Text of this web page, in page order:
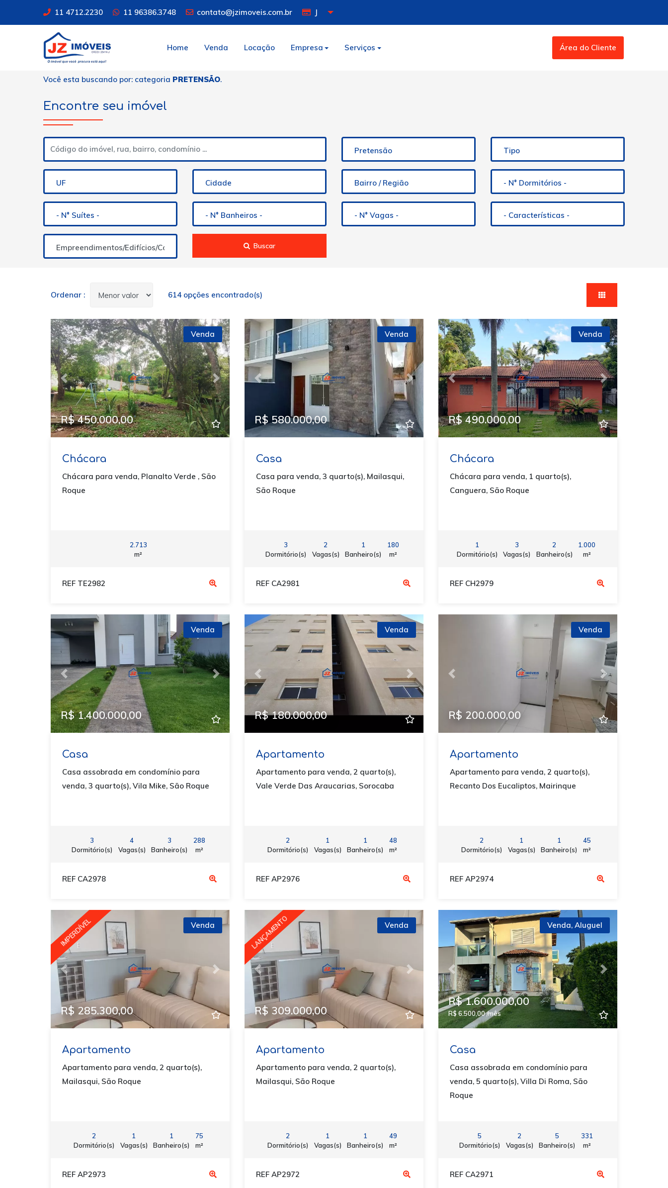
11 4712.2230 11 96386.3748 contato@jzimoveis.com.br J
Home Venda Locação Empresa Serviços Área do Cliente
Você esta buscando por: categoria PRETENSÃO.
Encontre seu imóvel
Pretensão Tipo
UF Cidade Bairro / Região - N° Dormitórios -
- N° Suítes - - N° Banheiros - - N° Vagas - - Características -
Empreendimentos/Edifícios/Condomínios Buscar
Ordenar : 614 opções encontrado(s)
Previous Next
Venda
R$ 450.000,00
Chácara
Chácara para venda, Planalto Verde , São
Roque
2.713
m²
REF TE2982
Previous Next
Venda
R$ 580.000,00
Casa
Casa para venda, 3 quarto(s), Mailasqui,
São Roque
3
Dormitório(s)
2
Vagas(s)
1
Banheiro(s)
180
m²
REF CA2981
Previous Next
Venda
R$ 490.000,00
Chácara
Chácara para venda, 1 quarto(s),
Canguera, São Roque
1
Dormitório(s)
3
Vagas(s)
2
Banheiro(s)
1.000
m²
REF CH2979
Previous Next
Venda
R$ 1.400.000,00
Casa
Casa assobrada em condomínio para
venda, 3 quarto(s), Vila Mike, São Roque
3
Dormitório(s)
4
Vagas(s)
3
Banheiro(s)
288
m²
REF CA2978
Previous Next
Venda
R$ 180.000,00
Apartamento
Apartamento para venda, 2 quarto(s),
Vale Verde Das Araucarias, Sorocaba
2
Dormitório(s)
1
Vagas(s)
1
Banheiro(s)
48
m²
REF AP2976
Previous Next
Venda
R$ 200.000,00
Apartamento
Apartamento para venda, 2 quarto(s),
Recanto Dos Eucaliptos, Mairinque
2
Dormitório(s)
1
Vagas(s)
1
Banheiro(s)
45
m²
REF AP2974
Previous Next
IMPERDÍVEL Venda
R$ 285.300,00
Apartamento
Apartamento para venda, 2 quarto(s),
Mailasqui, São Roque
2
Dormitório(s)
1
Vagas(s)
1
Banheiro(s)
75
m²
REF AP2973
Previous Next
LANÇAMENTO Venda
R$ 309.000,00
Apartamento
Apartamento para venda, 2 quarto(s),
Mailasqui, São Roque
2
Dormitório(s)
1
Vagas(s)
1
Banheiro(s)
49
m²
REF AP2972
Previous Next
Venda, Aluguel
R$ 1.600.000,00
R$ 6.500,00 /mês
Casa
Casa assobrada em condomínio para
venda, 5 quarto(s), Villa Di Roma, São
Roque
5
Dormitório(s)
2
Vagas(s)
5
Banheiro(s)
331
m²
REF CA2971